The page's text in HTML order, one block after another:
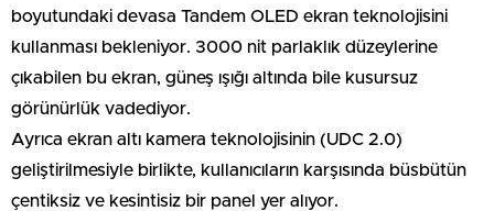
boyutundaki devasa Tandem OLED ekran teknolojisini
kullanması bekleniyor. 3000 nit parlaklık düzeylerine
çıkabilen bu ekran, güneş ışığı altında bile kusursuz
görünürlük vadediyor.
Ayrıca ekran altı kamera teknolojisinin (UDC 2.0)
geliştirilmesiyle birlikte, kullanıcıların karşısında büsbütün
çentiksiz ve kesintisiz bir panel yer alıyor.